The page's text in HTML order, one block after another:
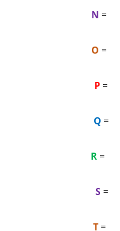
N =
O =
P =
Q =
R =
S =
T =